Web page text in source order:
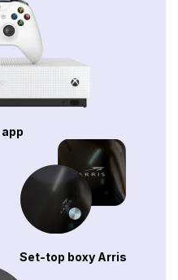
Set-top boxy Arris